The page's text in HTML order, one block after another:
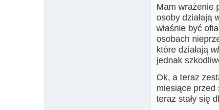
Mam wrażenie
osoby działają
właśnie być
osobach
które działają
jednak
Ok, a teraz
miesiące przed
teraz stały się